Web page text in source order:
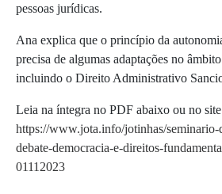
pessoas jurídicas.
Ana explica que o princípio da
precisa de algumas adaptações no
incluindo o Direito Administrativo
Leia na íntegra no PDF abaixo ou no
https://www.jota.info/jotinhas/
debate-democracia-e-direitos-
01112023